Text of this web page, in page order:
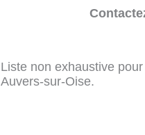
Liste non exhaustive
Auvers-sur-Oise.